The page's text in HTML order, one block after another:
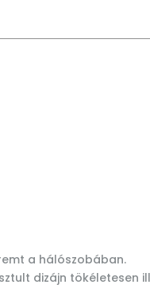
a hálószobában.
dizájn tökéletesen